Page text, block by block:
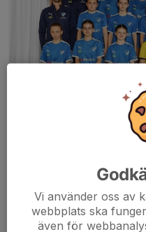
lag som består av 17 spelare
I S:t Erikscupen 2026
gärna träningsmatcher inför
Vi använder oss av
webbplats ska
även för